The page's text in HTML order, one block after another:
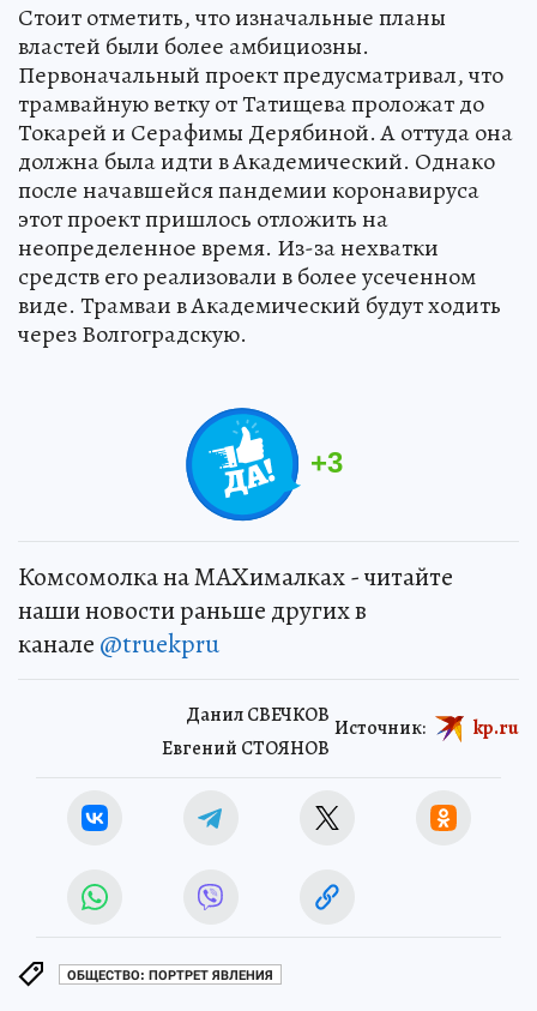
Стоит отметить, что изначальные планы
властей были более амбициозны.
Первоначальный проект предусматривал, что
трамвайную ветку от Татищева проложат до
Токарей и Серафимы Дерябиной. А оттуда она
должна была идти в Академический. Однако
после начавшейся пандемии коронавируса
этот проект пришлось отложить на
неопределенное время. Из-за нехватки
средств его реализовали в более усеченном
виде. Трамваи в Академический будут ходить
через Волгоградскую.
+3
Комсомолка на MAXималках - читайте
наши новости раньше других в
канале @truekpru
Данил СВЕЧКОВ
Евгений СТОЯНОВ
Источник: kp.ru
ОБЩЕСТВО: ПОРТРЕТ ЯВЛЕНИЯ